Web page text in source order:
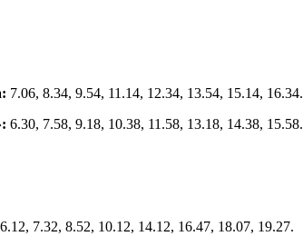
7.06, 8.34, 9.54, 11.14, 12.34, 13.54, 15.14, 16.34.
6.30, 7.58, 9.18, 10.38, 11.58, 13.18, 14.38, 15.58.
6.12, 7.32, 8.52, 10.12, 14.12, 16.47, 18.07, 19.27.